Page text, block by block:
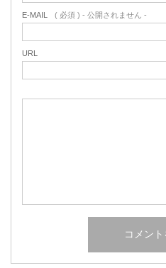
E-MAIL ( 必須 ) - 公開されません -
URL